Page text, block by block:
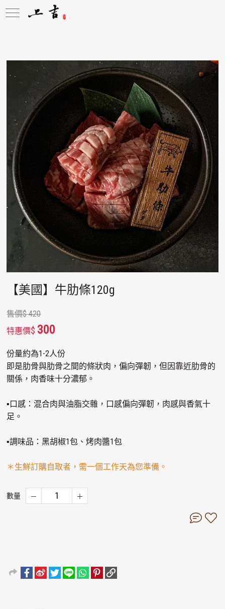
【美國】牛肋條120g
售價$ 420
特惠價$ 300
份量約為1-2人份
即是肋骨與肋骨之間的條狀肉，偏向彈韌，但因靠近肋骨的
關係，肉香味十分濃郁。
▪口感：混合肉與油脂交雜，口感偏向彈韌，肉感與香氣十
足。
▪調味品：黑胡椒1包、烤肉醬1包
＊生鮮訂購自取者，需一個工作天為您準備。
數量